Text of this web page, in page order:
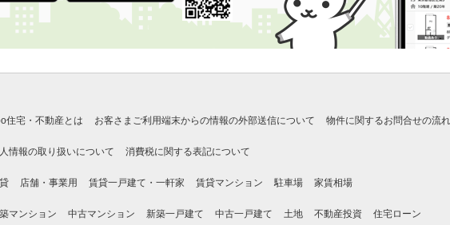
住宅・不動産とは お客さまご利用端末からの情報の外部送信について 物件に関するお問合せの流れ
情報の取り扱いについて 消費税に関する表記について
店舗・事業用 賃貸一戸建て・一軒家 賃貸マンション 駐車場 家賃相場
マンション 中古マンション 新築一戸建て 中古一戸建て 土地 不動産投資 住宅ローン